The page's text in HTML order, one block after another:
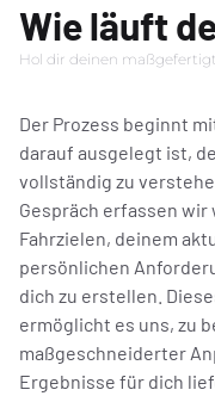
Wie läuft
Hol dir deinen
Der Prozess beginnt
darauf ausgelegt ist,
vollständig zu
Gespräch erfassen
Fahrzielen, deinem
persönlichen
dich zu erstellen.
ermöglicht es uns, zu
maßgeschneiderter
Ergebnisse für dich